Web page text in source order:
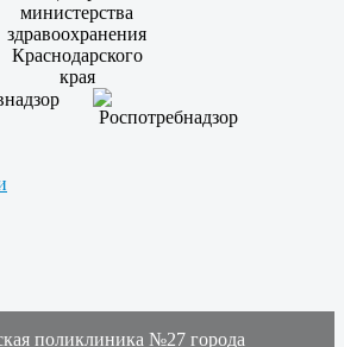
поликлиника №27 города